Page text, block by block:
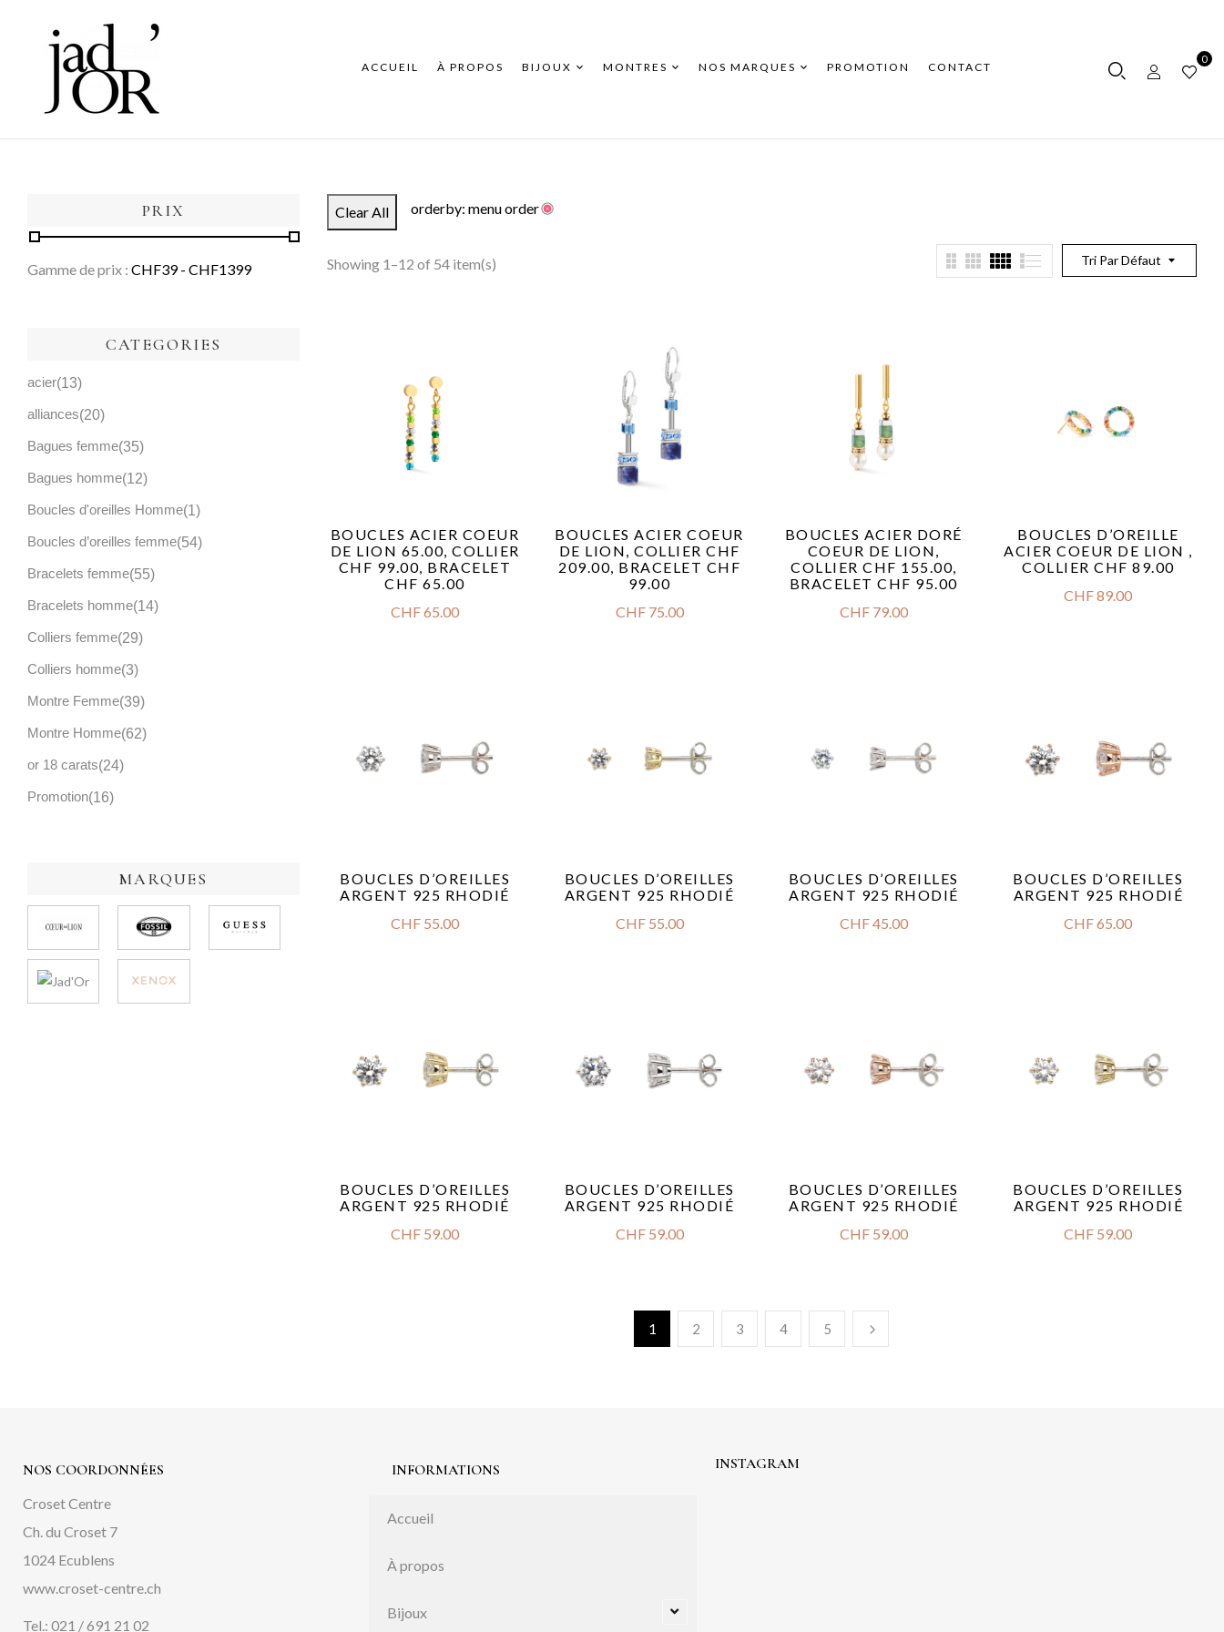
ACCUEIL À PROPOS BIJOUX MONTRES NOS MARQUES PROMOTION CONTACT
0
CATEGORIES
acier 13
alliances 20
Bagues femme 35
Bagues homme 12
Boucles d'oreilles Homme 1
Boucles d’oreilles femme 54
Bracelets femme 55
Bracelets homme 14
Colliers femme 29
Colliers homme 3
Montre Femme 39
Montre Homme 62
or 18 carats 24
Promotion 16
PRIX
Gamme de prix : CHF39 - CHF1399
MARQUES
Clear All orderby: menu order
Tri Par Défaut
Showing 1–12 of 54 item(s)
BOUCLES ACIER COEUR
DE LION 65.00, COLLIER
CHF 99.00, BRACELET
CHF 65.00
CHF65.00
BOUCLES ACIER COEUR
DE LION, COLLIER CHF
209.00, BRACELET CHF
99.00
CHF75.00
BOUCLES ACIER DORÉ
COEUR DE LION,
COLLIER CHF 155.00,
BRACELET CHF 95.00
CHF79.00
BOUCLES D’OREILLE
ACIER COEUR DE LION ,
COLLIER CHF 89.00
CHF89.00
BOUCLES D’OREILLES
ARGENT 925 RHODIÉ
CHF 55.00
BOUCLES D’OREILLES
ARGENT 925 RHODIÉ
CHF55.00
BOUCLES D’OREILLES
ARGENT 925 RHODIÉ
CHF45.00
BOUCLES D’OREILLES
ARGENT 925 RHODIÉ
CHF65.00
BOUCLES D’OREILLES
ARGENT 925 RHODIÉ
CHF 59.00
BOUCLES D’OREILLES
ARGENT 925 RHODIÉ
CHF59.00
BOUCLES D’OREILLES
ARGENT 925 RHODIÉ
CHF59.00
BOUCLES D’OREILLES
ARGENT 925 RHODIÉ
CHF 59.00
1 2 3 4 5
NOS COORDONNÉES
Croset Centre
Ch. du Croset 7
1024 Ecublens
www.croset-centre.ch
Tel.: 021 / 691 21 02
INFORMATIONS
Accueil
À propos
Bijoux
INSTAGRAM